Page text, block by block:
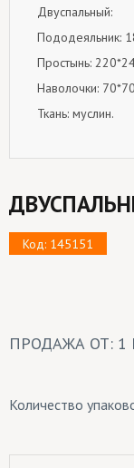
Двуспальный:
Пододеяльник:
Простынь:
Наволочки:
Ткань: муслин.
Код: 145151
ПРОДАЖА ОТ: 1
Количество